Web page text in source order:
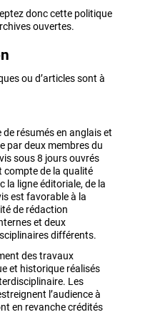
donc cette politique
ouvertes.
ou d’articles sont à
résumés en anglais et
par deux membres du
sous 8 jours ouvrés
compte de la qualité
la ligne éditoriale, de la
est favorable à la
de rédaction
et deux
différents.
des travaux
et historique réalisés
Les
l’audience à
en revanche crédités